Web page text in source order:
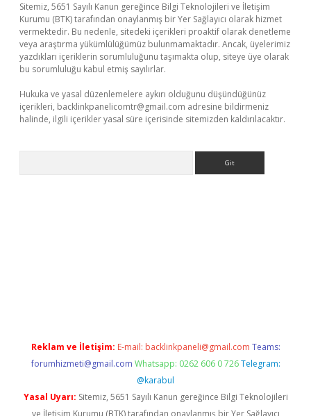
Sitemiz, 5651 Sayılı Kanun gereğince Bilgi Teknolojileri ve İletişim
Kurumu (BTK) tarafından onaylanmış bir Yer Sağlayıcı olarak hizmet
vermektedir. Bu nedenle, sitedeki içerikleri proaktif olarak denetleme
veya araştırma yükümlülüğümüz bulunmamaktadır. Ancak, üyelerimiz
yazdıkları içeriklerin sorumluluğunu taşımakta olup, siteye üye olarak
bu sorumluluğu kabul etmiş sayılırlar.
Hukuka ve yasal düzenlemelere aykırı olduğunu düşündüğünüz
içerikleri, backlinkpanelicomtr@gmail.com adresine bildirmeniz
halinde, ilgili içerikler yasal süre içerisinde sitemizden kaldırılacaktır.
Reklam ve İletişim: E-mail: backlinkpaneli@gmail.com Teams:
forumhizmeti@gmail.com Whatsapp: 0262 606 0 726 Telegram:
@karabul
Yasal Uyarı: Sitemiz, 5651 Sayılı Kanun gereğince Bilgi Teknolojileri
ve İletişim Kurumu (BTK) tarafından onaylanmış bir Yer Sağlayıcı